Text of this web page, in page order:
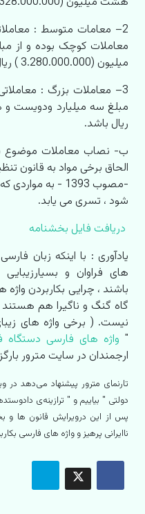
2– معامات متوسط :
معاملات کوچک بوده و از
میلیون (‌3.280.000.000
)‌
3– معاملات بزرگ :
مبلغ سه ميليارد ودویست و
ریال باشد.
-مصوب 1393 - به
شود ، تسری می یابد.
دریافت فایل بخشنامه
یادآوری : با اینکه زبان
های فراوان و
باشند ، چرایی بکاربردن
گاه گنگ و ناگیرا هم هستند
نیست. ( برخی واژه های
" واژه های فارسی دستگاه
ارجمندان در سایت مترور
تارنمای مترور پیشنهاد می‌دهد
دولتی " بیاییم و " ترازینه‌ی
پس از این درویرایش قانون ها و
ناایرانی پرهیز و واژه های فارسی